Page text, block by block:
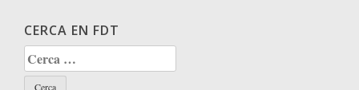
CERCA EN FDT
Cerca: